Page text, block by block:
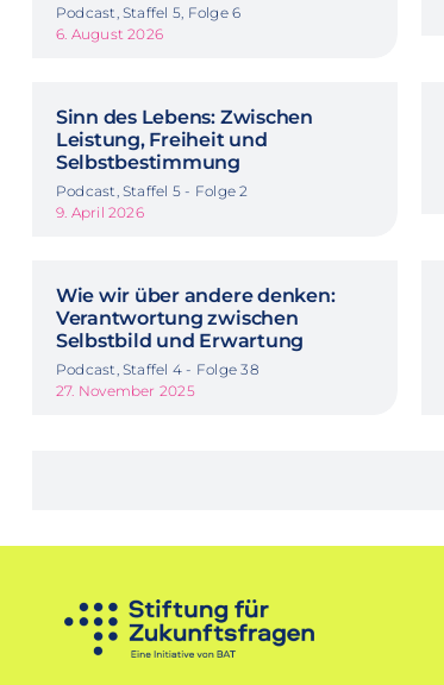
Podcast, Staffel 5, Folge 6
6. August 2026
Sinn des Lebens: Zwischen
Leistung, Freiheit und
Selbstbestimmung
Podcast, Staffel 5 - Folge 2
9. April 2026
Wie wir über andere denken:
Verantwortung zwischen
Selbstbild und Erwartung
Podcast, Staffel 4 - Folge 38
27. November 2025